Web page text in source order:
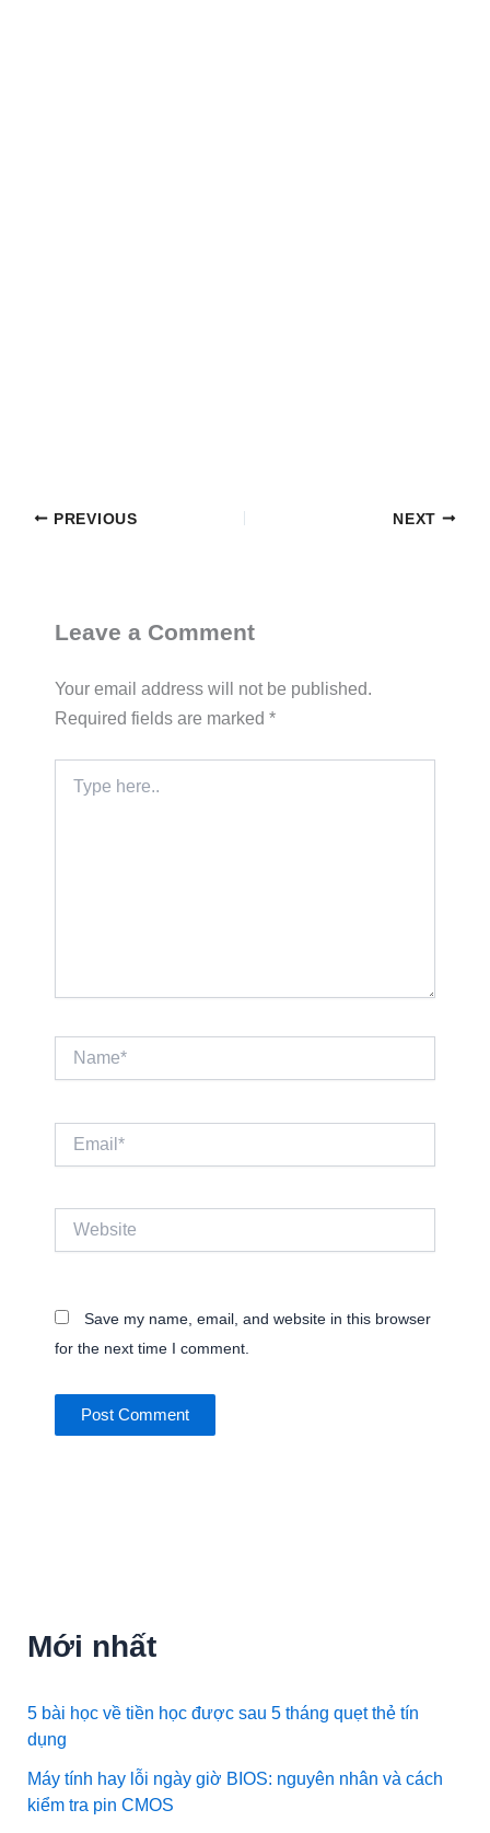
PREVIOUS NEXT
Leave a Comment
Your email address will not be published.
Required fields are marked *
here..
Website
Save my name, email, and website in this browser
for the next time I comment.
Mới nhất
5 bài học về tiền học được sau 5 tháng quẹt thẻ tín
dụng
Máy tính hay lỗi ngày giờ BIOS: nguyên nhân và cách
kiểm tra pin CMOS